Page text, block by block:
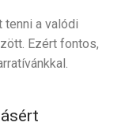
a valódi
Ezért fontos,